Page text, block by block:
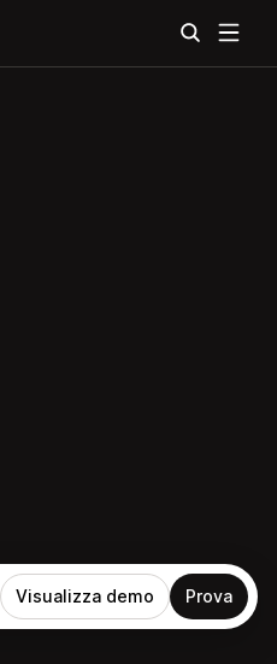
Visualizza demo Prova